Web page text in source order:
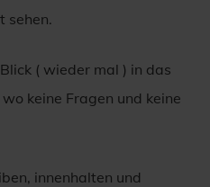
sehen.
( wieder mal ) in das
keine Fragen und keine
innenhalten und